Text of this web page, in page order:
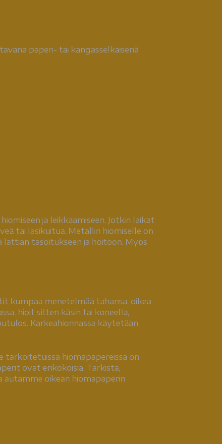
paperi- tai kangasselkäisenä
ja leikkaamiseen. Jotkin laikat
tai lasikuitua. Metallin hiomiselle on
tasoitukseen ja hoitoon. Myös
kumpaa menetelmää tahansa, oikea
hioit sitten käsin tai koneella,
Karkeahionnassa käytetään
tarkoitetuissa hiomapapereissa on
ovat erikokoisia. Tarkista,
autamme oikean hiomapaperin